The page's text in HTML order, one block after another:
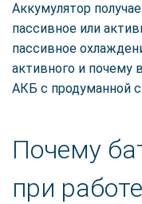
Аккумулятор
пассивное или
пассивное
активного и почему
АКБ с продуманной
Почему
при